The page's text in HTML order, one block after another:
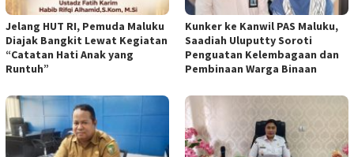
Jelang HUT RI, Pemuda Maluku
Diajak Bangkit Lewat Kegiatan
“Catatan Hati Anak yang
Runtuh”
Kunker ke Kanwil PAS Maluku,
Saadiah Uluputty Soroti
Penguatan Kelembagaan dan
Pembinaan Warga Binaan